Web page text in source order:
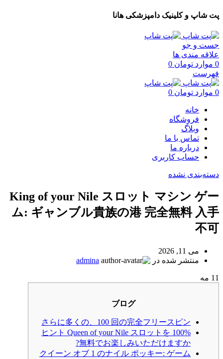
پت شاپ و کلینیک دامپزشکی هانا
جست و جو
علاقه مندی ها
0 موارد تومان
فهرست
0 موارد تومان
خانه
فروشگاه
وبلاگ
تماس با ما
درباره ما
حساب کاربری
دسته‌بندی نشده
King of your Nile スロット マシン ゲー
ム: ギャンブル貴族の港 完全無料 入手
不可
می 11, 2026
منتشر شده در
admina
11 مه
ブログ
さらに多くの、100 回の完全フリースピン
ヒント Queen of your Nile スロットを 100%
無料でお楽しみいただけますか?
クイーン オブ 1 のナイル ポッキー: ゲーム